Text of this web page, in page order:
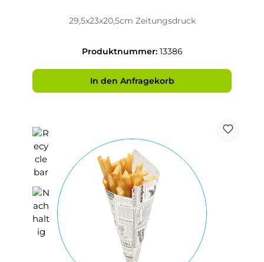
29,5x23x20,5cm Zeitungsdruck
Produktnummer: 13386
In den Anfragekorb